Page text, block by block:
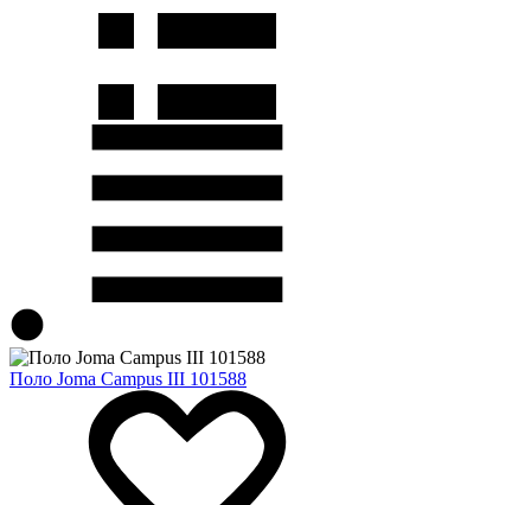
Поло Joma Campus III 101588